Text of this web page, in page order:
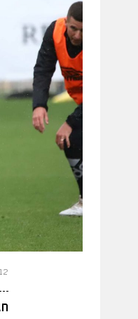
12 מרץ 2020